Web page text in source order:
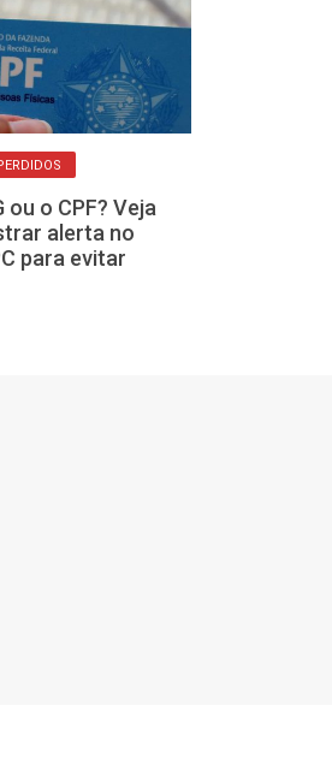
ou o CPF? Veja
alerta no
para evitar